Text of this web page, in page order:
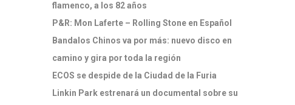
flamenco, a los 82 años
P&R: Mon Laferte – Rolling Stone en Español
Bandalos Chinos va por más: nuevo disco en
camino y gira por toda la región
ECOS se despide de la Ciudad de la Furia
Linkin Park estrenará un documental sobre su